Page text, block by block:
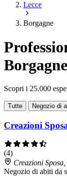
Lecce
Borgagne
Scopri i 25.000
Tutte Negozio di
Creazioni
(4)
Creazioni
Negozio di abiti da